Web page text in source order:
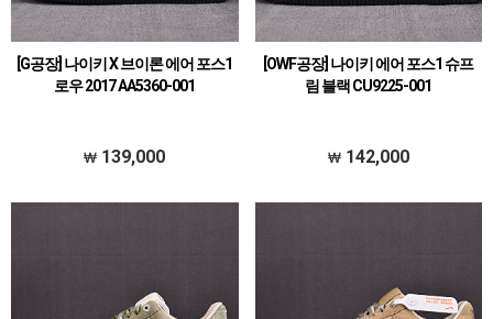
[G공장] 나이키 X 브이론 에어 포스1
로우 2017 AA5360-001
139,000
[OWF공장] 나이키 에어 포스1 슈프
림 블랙 CU9225-001
142,000